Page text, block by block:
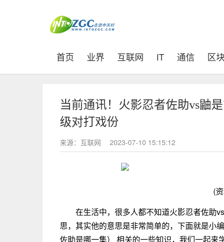
首页 (current)
业界 互联网 IT 通信 区
当前通讯！火影忍者佐助vs鼬
级对打戏份
来源：互联网 2023-07-10 15:15:12
(
在生活中，很多人都不知道火影忍者佐助
思，其实他的意思是非常简单的，下面就是小
佐助是哪一集） 相关的一些知识，我们一起来